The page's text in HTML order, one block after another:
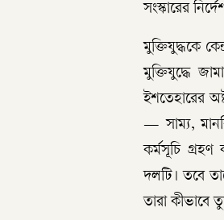
সংস্কারের
মুক্তিযুদ্ধকে
মুক্তিযুদ্ধে
ইশতেহারের
— সাম্য,
কর্মসূচি গ্রহণ
দলটি। তবে
তারা কীভাবে